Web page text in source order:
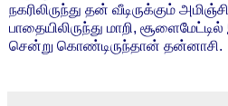
நகரிலிருந்து தன் வீடிருக்கும்
பாதையிலிருந்து மாறி,
சென்று கொண்டிருந்தான் தன்னாசி.